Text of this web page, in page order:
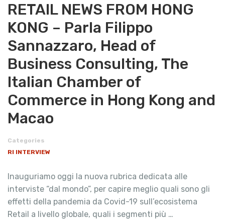
RETAIL NEWS FROM HONG
KONG – Parla Filippo
Sannazzaro, Head of
Business Consulting, The
Italian Chamber of
Commerce in Hong Kong and
Macao
Categories
RI INTERVIEW
Inauguriamo oggi la nuova rubrica dedicata alle
interviste “dal mondo”, per capire meglio quali sono gli
effetti della pandemia da Covid-19 sull’ecosistema
Retail a livello globale, quali i segmenti più …